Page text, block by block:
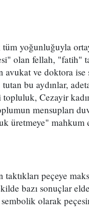
tüm yoğunluğuyla
olan fellah, "fatih"
ve doktora ise
bu aydınlar,
Cezayir
mensupları
üretmeye"
peçeye
bazı sonuçlar
olarak